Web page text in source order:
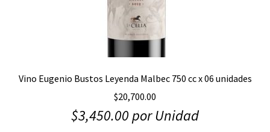
Vino Eugenio Bustos Leyenda Malbec 750 cc x 06 unidades
$20,700.00
$3,450.00por Unidad